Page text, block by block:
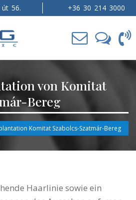
út 56. +36 30 214 3000
von Komitat
Bereg
Komitat Szabolcs-Szatmár-Bereg
Haarlinie sowie ein